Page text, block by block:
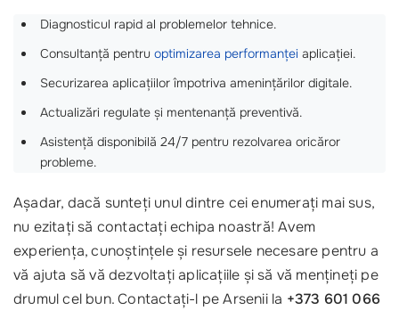
Diagnosticul rapid al problemelor tehnice.
Consultanță pentru optimizarea performanței aplicației.
Securizarea aplicațiilor împotriva amenințărilor digitale.
Actualizări regulate și mentenanță preventivă.
Asistență disponibilă 24/7 pentru rezolvarea oricăror
probleme.
Așadar, dacă sunteți unul dintre cei enumerați mai sus,
nu ezitați să contactați echipa noastră! Avem
experiența, cunoștințele și resursele necesare pentru a
vă ajuta să vă dezvoltați aplicațiile și să vă mențineți pe
drumul cel bun. Contactați-l pe Arsenii la +373 601 066